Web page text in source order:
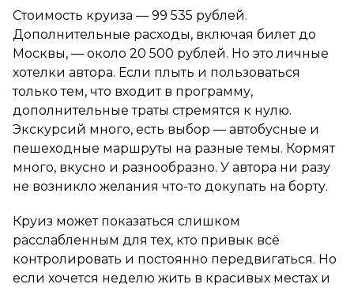
Стоимость круиза — 99 535 рублей.
Дополнительные расходы, включая билет до
Москвы, — около 20 500 рублей. Но это личные
хотелки автора. Если плыть и пользоваться
только тем, что входит в программу,
дополнительные траты стремятся к нулю.
Экскурсий много, есть выбор — автобусные и
пешеходные маршруты на разные темы. Кормят
много, вкусно и разнообразно. У автора ни разу
не возникло желания что-то докупать на борту.
Круиз может показаться слишком
расслабленным для тех, кто привык всё
контролировать и постоянно передвигаться. Но
если хочется неделю жить в красивых местах и